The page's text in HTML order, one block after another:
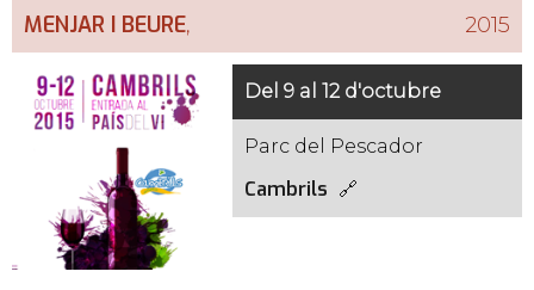
MENJAR I BEURE, 2015
Del 9 al 12 d'octubre
Parc del Pescador
Cambrils